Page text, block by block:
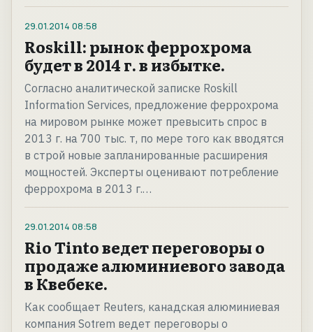
29.01.2014 08:58
Roskill: рынок феррохрома
будет в 2014 г. в избытке.
Согласно аналитической записке Roskill
Information Services, предложение феррохрома
на мировом рынке может превысить спрос в
2013 г. на 700 тыс. т, по мере того как вводятся
в строй новые запланированные расширения
мощностей. Эксперты оценивают потребление
феррохрома в 2013 г.…
29.01.2014 08:58
Rio Tinto ведет переговоры о
продаже алюминиевого завода
в Квебеке.
Как сообщает Reuters, канадская алюминиевая
компания Sotrem ведет переговоры о